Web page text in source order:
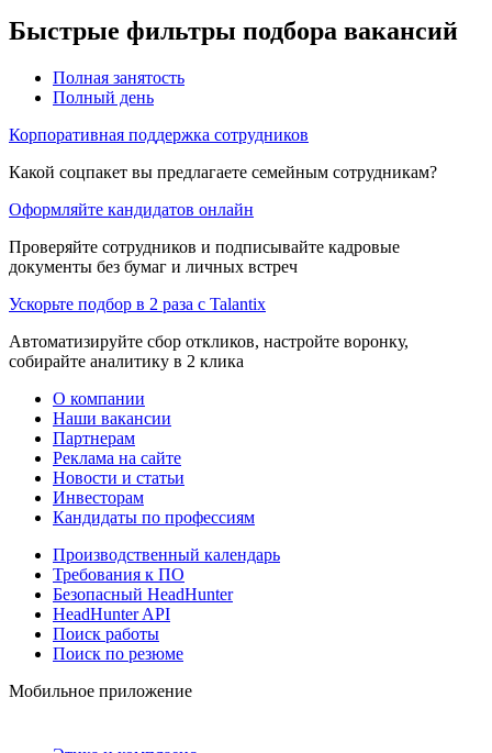
Быстрые фильтры подбора вакансий
Полная занятость
Полный день
Корпоративная поддержка сотрудников
Какой соцпакет вы предлагаете семейным сотрудникам?
Оформляйте кандидатов онлайн
Проверяйте сотрудников и подписывайте кадровые
документы без бумаг и личных встреч
Ускорьте подбор в 2 раза с Talantix
Автоматизируйте сбор откликов, настройте воронку,
собирайте аналитику в 2 клика
О компании
Наши вакансии
Партнерам
Реклама на сайте
Новости и статьи
Инвесторам
Кандидаты по профессиям
Производственный календарь
Требования к ПО
Безопасный HeadHunter
HeadHunter API
Поиск работы
Поиск по резюме
Мобильное приложение